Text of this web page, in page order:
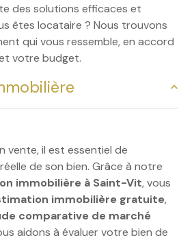
des solutions efficaces et
êtes locataire ? Nous trouvons
qui vous ressemble, en accord
votre budget.
vente, il est essentiel de
de son bien. Grâce à notre
immobilière à Saint-Vit, vous
immobilière gratuite,
comparative de marché
aidons à évaluer votre bien de